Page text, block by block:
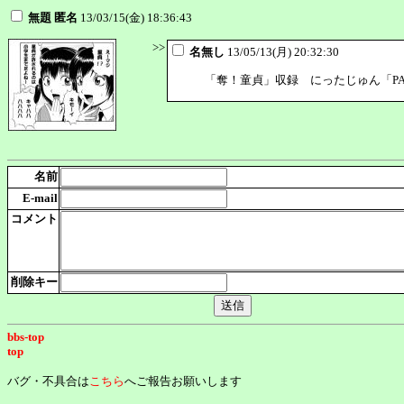
無題 匿名 13/03/15(金) 18:36:43
>> 名無し 13/05/13(月) 20:32:30
「奪！童貞」収録 にったじゅん「
名前
E-mail
コメント
削除キー
bbs-top
top
バグ・不具合はこちらへご報告お願いします